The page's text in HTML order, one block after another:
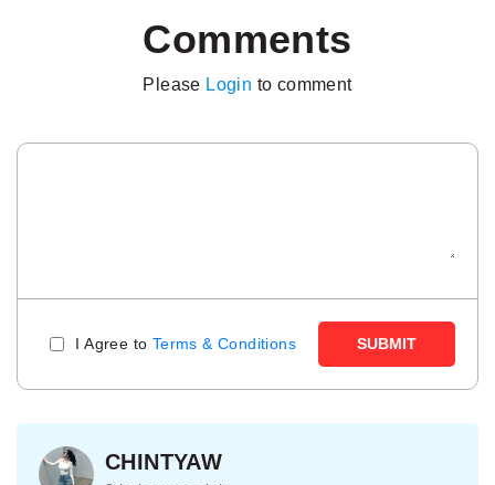
Comments
Please Login to comment
I Agree to Terms & Conditions SUBMIT
CHINTYAW